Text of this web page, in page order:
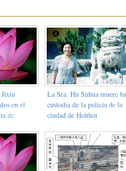
en el
de
La Sra. Hu Suhua muere
custodia de la policía de la
ciudad de Hohhot